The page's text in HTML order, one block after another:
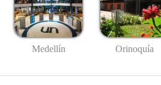
Medellín Orinoquía